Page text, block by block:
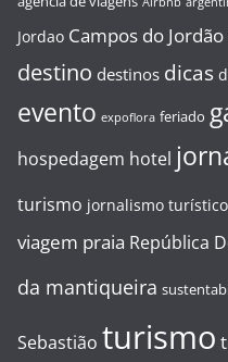
Jordao Campos do Jordão
destino destinos dicas
evento expoflora feriado
hospedagem hotel
turismo jornalismo turístico
viagem praia República
da mantiqueira
Sebastião turismo